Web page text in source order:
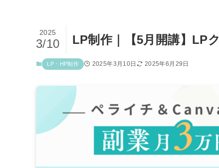
LP制作｜【5月開講】LP
2025
3/10
LP・HP制作 2025年3月10日 2025年6月29日